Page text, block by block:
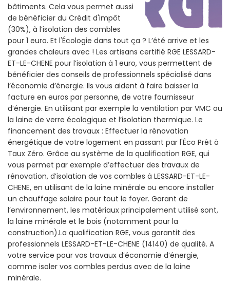
bâtiments. Cela vous permet aussi
de bénéficier du Crédit d'impôt
(30%), à l’isolation des combles
pour 1 euro. Et l'Écologie dans tout ça ? L’été arrive et les
grandes chaleurs avec ! Les artisans certifié RGE LESSARD-
ET-LE-CHENE pour l’isolation à 1 euro, vous permettent de
bénéficier des conseils de professionnels spécialisé dans
l’économie d’énergie. Ils vous aident à faire baisser la
facture en euros par personne, de votre fournisseur
d’énergie. En utilisant par exemple la ventilation par VMC ou
la laine de verre écologique et l’isolation thermique. Le
financement des travaux : Effectuer la rénovation
énergétique de votre logement en passant par l'Éco Prêt à
Taux Zéro. Grâce au système de la qualification RGE, qui
vous permet par exemple d’effectuer des travaux de
rénovation, d’isolation de vos combles à LESSARD-ET-LE-
CHENE, en utilisant de la laine minérale ou encore installer
un chauffage solaire pour tout le foyer. Garant de
l’environnement, les matériaux principalement utilisé sont,
la laine minérale et le bois (notamment pour la
construction).La qualification RGE, vous garantit des
professionnels LESSARD-ET-LE-CHENE (14140) de qualité. A
votre service pour vos travaux d’économie d’énergie,
comme isoler vos combles perdus avec de la laine
minérale.